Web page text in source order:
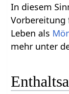
In diesem
Vorbereitung
Leben als
mehr unter